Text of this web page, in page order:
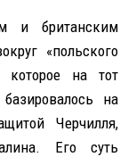
и британским
«польского
которое на тот
на
Черчилля,
Его суть